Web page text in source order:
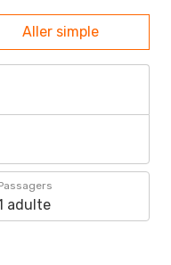
Aller simple
adulte